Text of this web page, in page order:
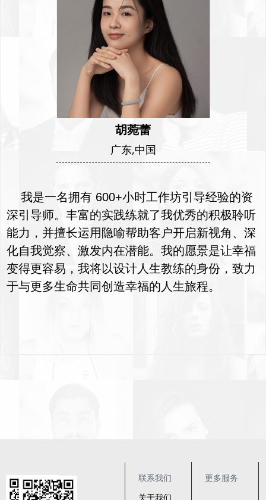
广东,中国
胡菀蕾
我是一名拥有 600+小时工作坊引导经验的资
深引导师。丰富的实践练就了我优秀的积极聆听
能力，并擅长运用隐喻帮助客户开启新视角、深
化自我觉察、激发内在潜能。我的愿景是让幸福
变得更容易，我将以设计人生教练的身份，致力
于与更多生命共同创造幸福的人生旅程。
联系我们
关于我们
更多服务